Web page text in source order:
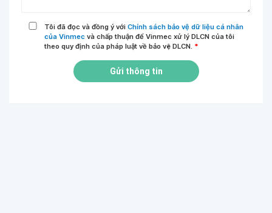
Tôi đã đọc và đồng ý với Chính sách bảo vệ dữ liệu cá nhân
của Vinmec và chấp thuận để Vinmec xử lý DLCN của tôi
theo quy định của pháp luật về bảo vệ DLCN. *
Gửi thông tin